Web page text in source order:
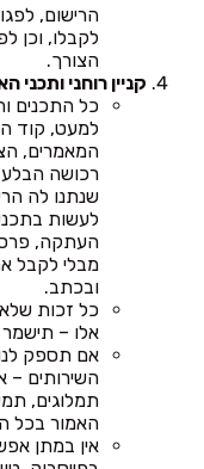
הרישום,
לקבלו, וכן
הצורך.
קניין רוחני ותכני
כל התכנים
למעט, קוד
המאמרים,
רכושה
שנתנו לה
לעשות
העתקה,
מבלי לקבל
ובכתב.
כל זכות
אלו –
אם תספק
השירותים –
תמלוגים,
האמור בכל
אין במתן